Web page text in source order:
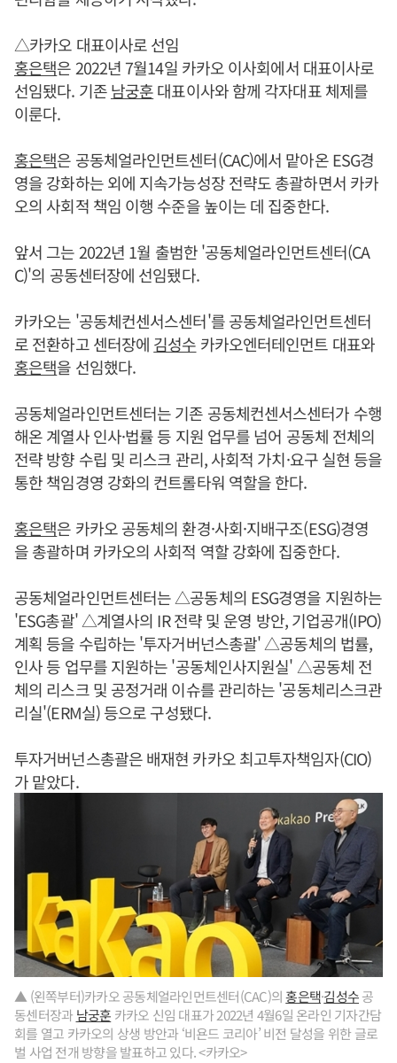
△카카오 대표이사로 선임
홍은택은 2022년 7월14일 카카오 이사회에서 대표이사로
선임됐다. 기존남궁훈대표이사와 함께 각자대표 체제를
이룬다.
홍은택은 공동체얼라인먼트센터(CAC)에서 맡아온 ESG경
영을 강화하는 외에 지속가능성장 전략도 총괄하면서 카카
오의 사회적 책임 이행 수준을 높이는 데 집중한다.
앞서 그는 2022년 1월 출범한 '공동체얼라인먼트센터(CA
C)'의 공동센터장에 선임됐다.
카카오는 '공동체컨센서스센터'를 공동체얼라인먼트센터
로 전환하고 센터장에 김성수 카카오엔터테인먼트 대표와
홍은택을 선임했다.
공동체얼라인먼트센터는 기존 공동체컨센서스센터가 수행
해온 계열사 인사·법률 등 지원 업무를 넘어 공동체 전체의
전략 방향 수립 및 리스크 관리, 사회적 가치·요구 실현 등을
통한 책임경영 강화의 컨트롤타워 역할을 한다.
홍은택은 카카오 공동체의 환경·사회·지배구조(ESG)경영
을 총괄하며 카카오의 사회적 역할 강화에 집중한다.
공동체얼라인먼트센터는 △공동체의 ESG경영을 지원하는
'ESG총괄' △계열사의 IR 전략 및 운영 방안, 기업공개(IPO)
계획 등을 수립하는 '투자거버넌스총괄' △공동체의 법률,
인사 등 업무를 지원하는 '공동체인사지원실' △공동체 전
체의 리스크 및 공정거래 이슈를 관리하는 '공동체리스크관
리실'(ERM실) 등으로 구성됐다.
투자거버넌스총괄은 배재현 카카오 최고투자책임자(CIO)
가 맡았다.
▲ (왼쪽부터)카카오 공동체얼라인먼트센터(CAC)의홍은택·김성수공
동센터장과 남궁훈 카카오 신임 대표가 2022년 4월6일 온라인 기자간담
회를 열고 카카오의 상생 방안과 ‘비욘드 코리아’ 비전 달성을 위한 글로
벌 사업 전개 방향을 발표하고 있다. <카카오>